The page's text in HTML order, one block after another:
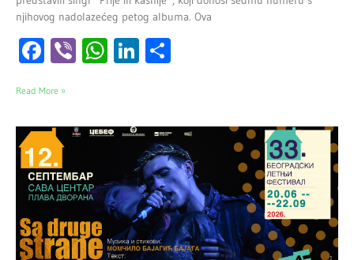
njihovog nadolazećeg petog albuma. Ova
Facebook
ViberWhatsApp
LinkedIn
Read More »